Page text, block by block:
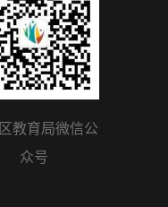
教育局微信公
众号